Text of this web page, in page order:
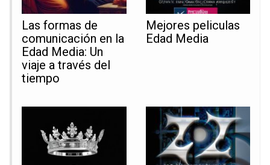
Las formas de
comunicación en la
Edad Media: Un
viaje a través del
tiempo
Mejores peliculas
Edad Media